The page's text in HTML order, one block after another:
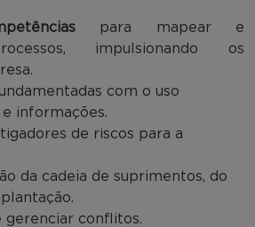
para mapear e
impulsionando os
com o uso
informações.
de riscos para a
da cadeia de suprimentos, do
gerenciar conflitos.